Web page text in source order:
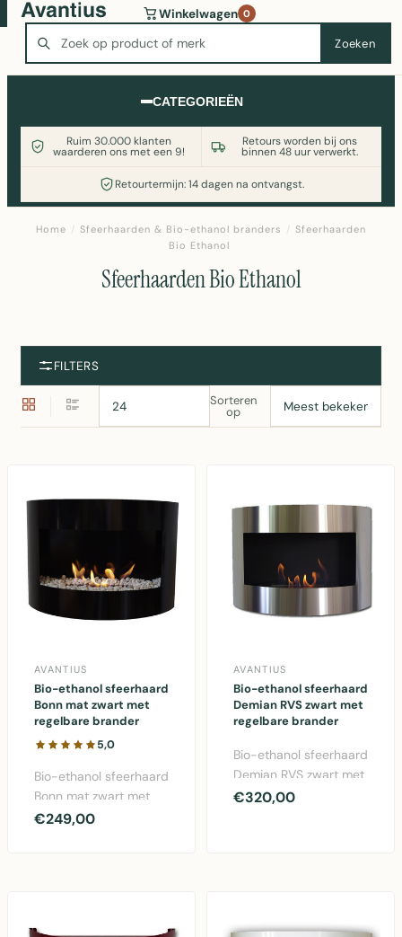
Zoeken
Winkelwagen 0
CATEGORIEËN
Ruim 30.000 klanten
waarderen ons met een 9!
Retours worden bij ons
binnen 48 uur verwerkt.
Retourtermijn: 14 dagen na ontvangst.
Wasmachine of koelkast nodig? Vergelijk alle prijzen op
Witgoedaanbod.nl
Home / Sfeerhaarden & Bio-ethanol branders / Sfeerhaarden
Bio Ethanol
Sfeerhaarden Bio Ethanol
FILTERS
Sorteren
op
AVANTIUS
Bio-ethanol sfeerhaard
Bonn mat zwart met
regelbare brander
5,0
Bio-ethanol sfeerhaard
Bonn mat zwart met
regelbare brander voor
€249,00
AVANTIUS
Bio-ethanol sfeerhaard
Demian RVS zwart met
regelbare brander
Bio-ethanol sfeerhaard
Demian RVS zwart met
regelbare brander -
€320,00